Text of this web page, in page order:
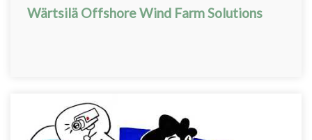
Wärtsilä Offshore Wind Farm Solutions